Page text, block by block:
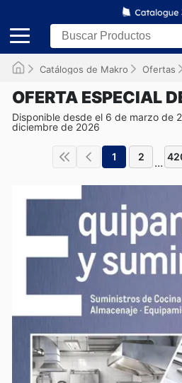
Catálogos de Makro Ofertas
OFERTA ESPECIAL
Disponible desde el 6 de marzo de
diciembre de 2026
1 2 ...